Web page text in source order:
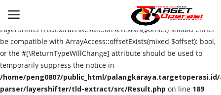
Deprecated
LayerShifter\TLDExtract\Result::offsetExists($offset) should either
be compatible with ArrayAccess::offsetExists(mixed $offset): bool,
or the #[\ReturnTypeWillChange] attribute should be used to
temporarily suppress the notice in
/home/peng0807/public_html/
parser/layershifter/tld-extract/src/Result.php on line 189
Login Register
Home